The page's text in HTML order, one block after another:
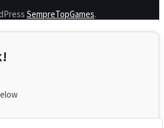
SempreTopGames.